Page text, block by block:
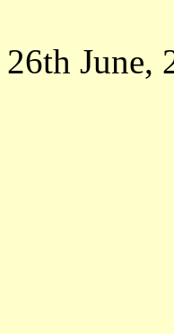
26th June,